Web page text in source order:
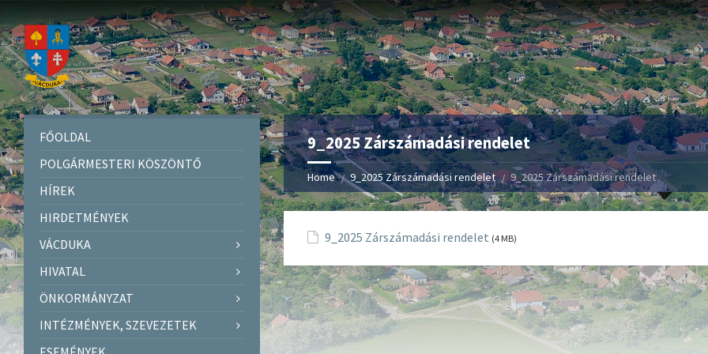
9_2025 Zárszámadási rendelet
Home 9_2025 Zárszámadási rendelet 9_2025 Zárszámadási rendelet
9_2025 Zárszámadási rendelet (4 MB)
FŐOLDAL
POLGÁRMESTERI KÖSZÖNTŐ
HÍREK
HIRDETMÉNYEK
VÁCDUKA
HIVATAL
ÖNKORMÁNYZAT
INTÉZMÉNYEK, SZEVEZETEK